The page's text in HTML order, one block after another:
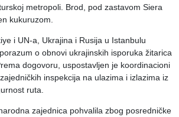
metropoli. Brod, pod zastavom Siera
kukuruzom.
i UN-a, Ukrajina i Rusija u Istanbulu
o obnovi ukrajinskih isporuka žitarica
dogovoru, uspostavljen je koordinacioni
inspekcija na ulazima i izlazima iz
ruta.
zajednica pohvalila zbog posredničke